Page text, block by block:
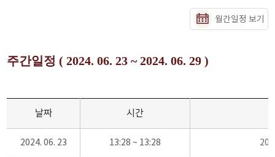
월간일정 보기
주간일정 ( 2024. 06. 23 ~ 2024. 06. 29 )
날짜 시간
2024. 06. 23 13:28 ~ 13:28